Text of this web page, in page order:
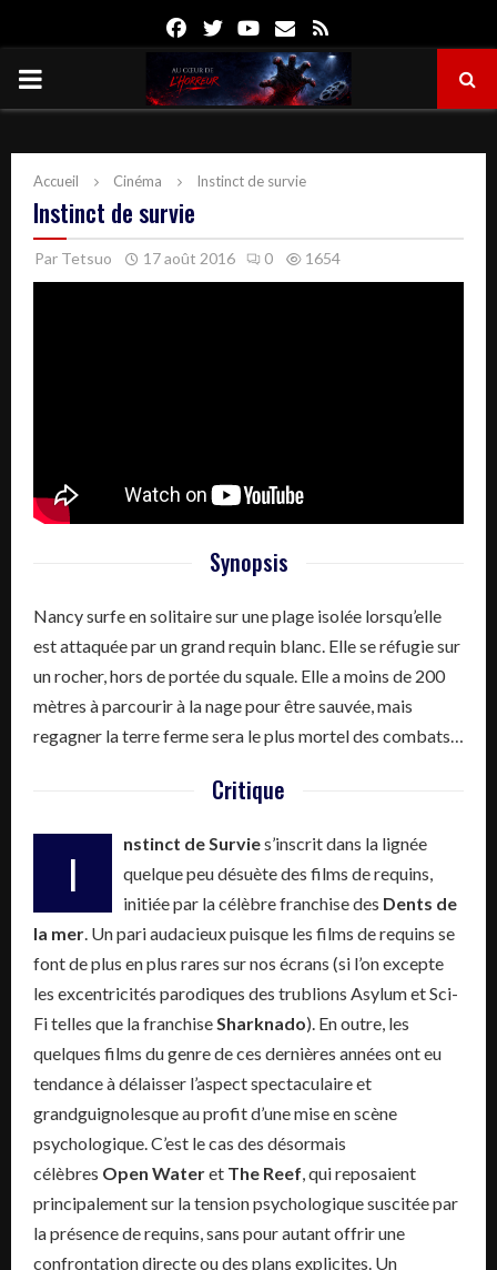
FacebookTwitterYoutube
Email
PRIMARY
Accueil Cinéma Instinct de survie
Instinct de survie
Par Tetsuo 17 août 2016 0 1654
Synopsis
Nancy surfe en solitaire sur une plage isolée lorsqu’elle
est attaquée par un grand requin blanc. Elle se réfugie sur
un rocher, hors de portée du squale. Elle a moins de 200
mètres à parcourir à la nage pour être sauvée, mais
regagner la terre ferme sera le plus mortel des combats…
Critique
I
nstinct de Survies’inscrit dans la lignée
quelque peu désuète des films de requins,
initiée par la célèbre franchise des Dents de
la mer. Un pari audacieux puisque les films de requins se
font de plus en plus rares sur nos écrans (si l’on excepte
les excentricités parodiques des trublions Asylum et Sci-
Fi telles que la franchiseSharknado). En outre, les
quelques films du genre de ces dernières années ont eu
tendance à délaisser l’aspect spectaculaire et
grandguignolesque au profit d’une mise en scène
psychologique. C’est le cas des désormais
célèbres Open Wateret The Reef, qui reposaient
principalement sur la tension psychologique suscitée par
la présence de requins, sans pour autant offrir une
confrontation directe ou des plans explicites. Un